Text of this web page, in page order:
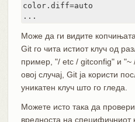
color.diff=auto
...
Може да ги видите
Git го чита истиот клуч од
пример, "/ etc / gitconfig" и
овој случај, Git ја користи
уникатен клуч што го гледа.
Можете исто така да
вредноста на специфичниот